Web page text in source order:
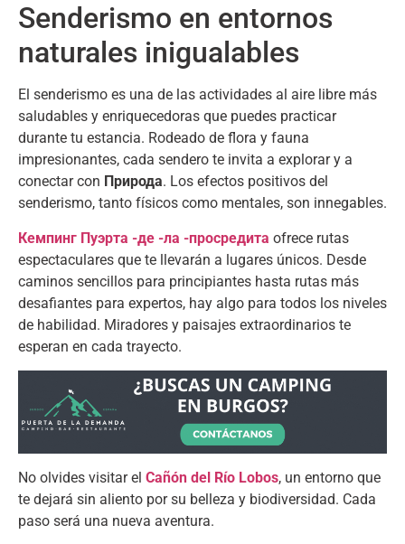
Senderismo en entornos
naturales inigualables
El senderismo es una de las actividades al aire libre más
saludables y enriquecedoras que puedes practicar
durante tu estancia. Rodeado de flora y fauna
impresionantes, cada sendero te invita a explorar y a
conectar con Природа. Los efectos positivos del
senderismo, tanto físicos como mentales, son innegables.
Кемпинг Пуэрта -де -ла -просредита ofrece rutas
espectaculares que te llevarán a lugares únicos. Desde
caminos sencillos para principiantes hasta rutas más
desafiantes para expertos, hay algo para todos los niveles
de habilidad. Miradores y paisajes extraordinarios te
esperan en cada trayecto.
No olvides visitar el Cañón del Río Lobos, un entorno que
te dejará sin aliento por su belleza y biodiversidad. Cada
paso será una nueva aventura.